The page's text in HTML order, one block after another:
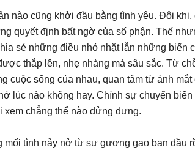
nào cũng khởi đầu bằng tình yêu. Đôi khi,
quyết định bất ngờ của số phận. Thế
sẻ những điều nhỏ nhặt lẫn những biến
thắp lên, nhẹ nhàng mà sâu sắc. Từ
cuộc sống của nhau, quan tâm từ ánh
lúc nào không hay. Chính sự chuyển
chẳng thể nào dửng dưng.
mối tình nảy nở từ sự gượng gạo ban đầu